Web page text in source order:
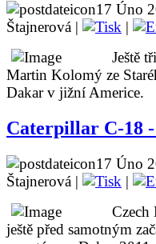
17 Úno
Štajnerová |
|
Ještě
Martin Kolomý ze
Dakar v jižní Americe.
Caterpillar C-18 -
17 Úno
Štajnerová |
|
Czech
ještě před samotným